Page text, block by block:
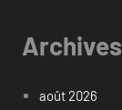
Archives
août 2026